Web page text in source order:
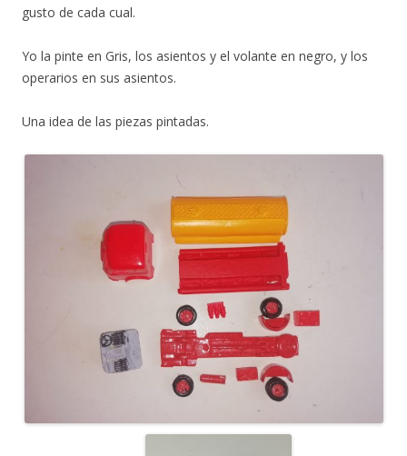
gusto de cada cual.
Yo la pinte en Gris, los asientos y el volante en negro, y los
operarios en sus asientos.
Una idea de las piezas pintadas.